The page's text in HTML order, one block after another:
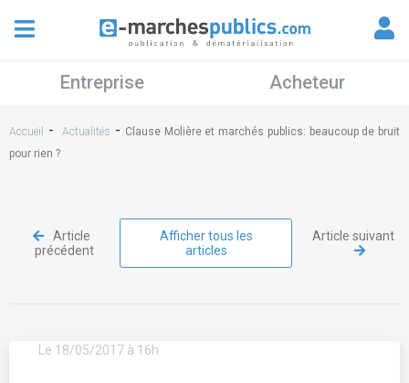
Entreprise Acheteur
Accueil -Actualités - Clause Molière et marchés publics: beaucoup de bruit
pour rien ?
Article
précédent
Afficher tous les
articles
Article suivant
Le 18/05/2017 à 16h